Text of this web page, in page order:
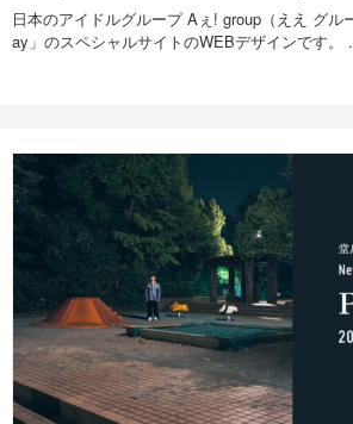
日本のアイドルグループ Aぇ! group（ええ グル
ay」のスペシャルサイトのWEBデザインです。